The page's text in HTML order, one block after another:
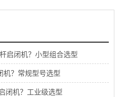
启闭机？小型组合选型
机？常规型号选型
闭机？工业级选型